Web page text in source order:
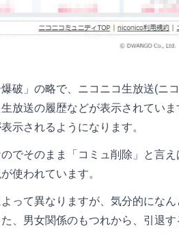
破」の略で、ニコニコ生放送(ニ
放送の履歴などが表示されてい
示されるようになります。
でそのまま「コミュ削除」と言
使われています。
って異なりますが、気分的にな
、男女関係のもつれから、引退